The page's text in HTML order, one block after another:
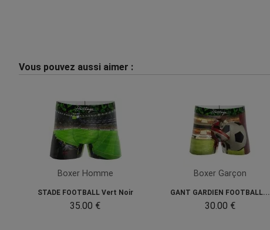
Vous pouvez aussi aimer :
Boxer Homme
STADE FOOTBALL Vert Noir
35.00 €
Boxer Garçon
GANT GARDIEN FOOTBALL...
30.00 €